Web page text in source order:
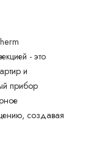
- это
и
прибор
создавая